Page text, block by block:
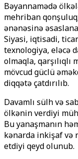
Bəyannamədə
mehriban
ənənəsinə
Siyasi, iqtisadi,
texnologiya, eləcə
olmaqla,
mövcud güclü
diqqətə çatdırılıb.
Davamlı sülh və
ölkənin verdiyi
Bu yanaşmanın
kənarda inkişaf və
etdiyi qeyd olunub.